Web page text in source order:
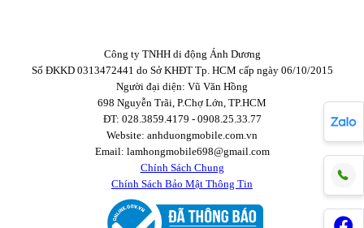
Công ty TNHH di động Ánh Dương
Số ĐKKD 0313472441 do Sở KHĐT Tp. HCM cấp ngày 06/10/2015
Người đại diện: Vũ Văn Hồng
698 Nguyễn Trãi, P.Chợ Lớn, TP.HCM
ĐT: 028.3859.4179 - 0908.25.33.77
Website: anhduongmobile.com.vn
Email: lamhongmobile698@gmail.com
Chính Sách Chung
Chính Sách Bảo Mật Thông Tin